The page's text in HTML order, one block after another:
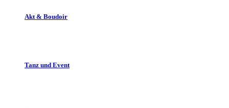
Akt & Boudoir
Tanz und Event